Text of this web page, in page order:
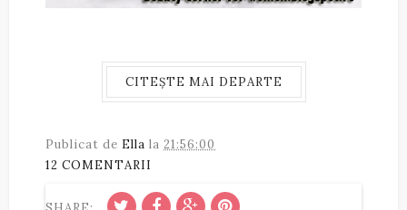
CITEȘTE MAI DEPARTE
Publicat de Ella la 21:56:00
12 COMENTARII